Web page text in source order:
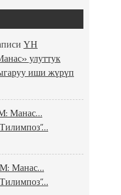
ҮН
улуттук
иши жүрүп
Манас…
Манас…